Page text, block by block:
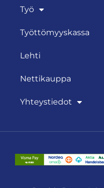
Työ
Työttömyyskassa
Lehti
Nettikauppa
Yhteystiedot